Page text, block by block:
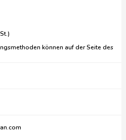
können auf der Seite des